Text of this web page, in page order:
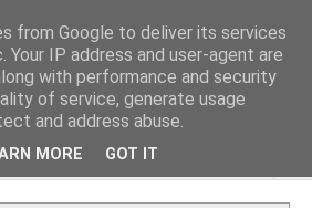
SILENCIOSO
Valadé del Río
from Google to deliver its services
Your IP address and user-agent are
with performance and security
of service, generate usage
and address abuse.
MORE GOT IT